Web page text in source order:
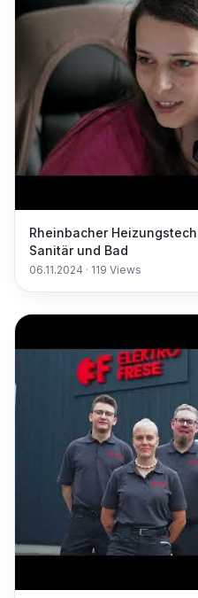
Rheinbacher
Sanitär und Bad
06.11.2024 · 119 Views